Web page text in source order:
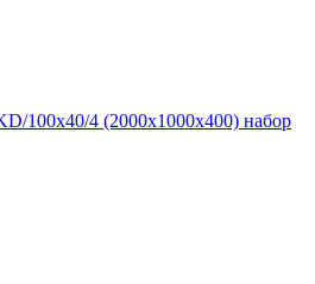
100x40/4 (2000x1000x400) набор